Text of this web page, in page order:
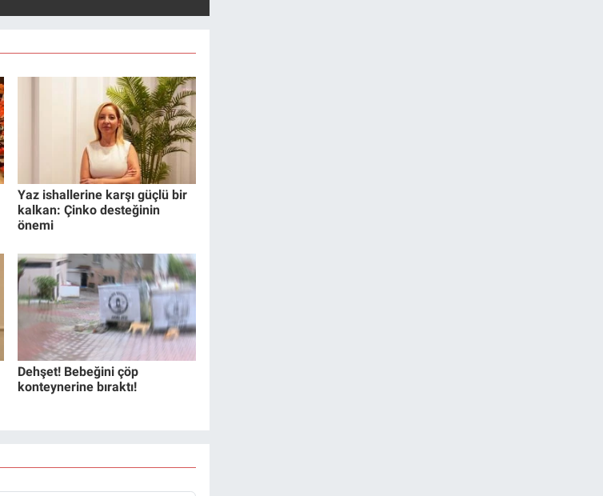
Yaz ishallerine karşı güçlü bir
kalkan: Çinko desteğinin
önemi
Dehşet! Bebeğini çöp
konteynerine bıraktı!